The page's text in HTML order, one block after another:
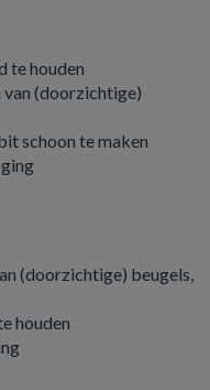
te houden
(doorzichtige)
schoon te maken
(doorzichtige) beugels,
houden